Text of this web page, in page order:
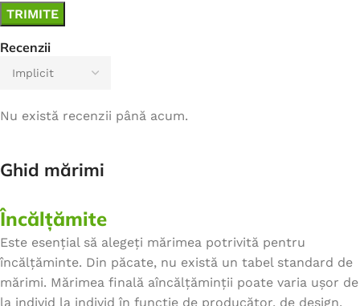
Recenzii
Nu există recenzii până acum.
Ghid mărimi
Încălțămite
Este esențial să alegeți mărimea potrivită pentru
încălțăminte. Din păcate, nu există un tabel standard de
mărimi. Mărimea finală aîncălțăminții poate varia ușor de
la individ la individ în funcție de producător, de design,